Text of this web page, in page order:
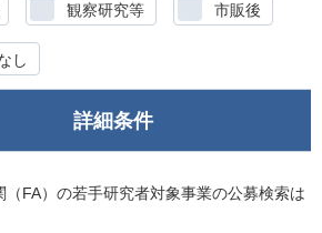
観察研究等 市販後
し
詳細条件
FA）の若手研究者対象事業の公募検索は